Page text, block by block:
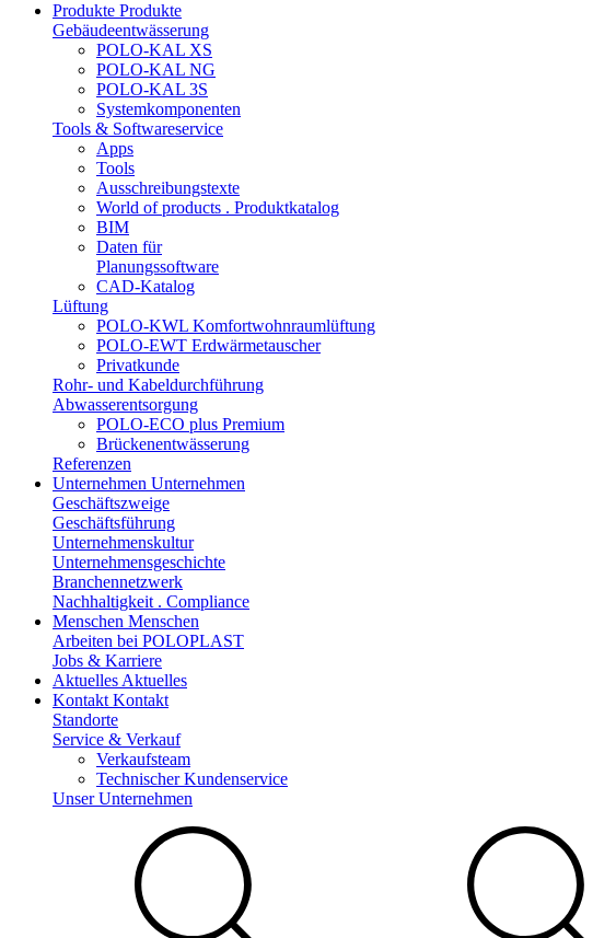
Produkte Produkte
Gebäudeentwässerung
POLO-KAL XS
POLO-KAL NG
POLO-KAL 3S
Systemkomponenten
Tools & Softwareservice
Apps
Tools
Ausschreibungstexte
World of products . Produktkatalog
BIM
Daten für
Planungssoftware
CAD-Katalog
Lüftung
POLO-KWL Komfortwohnraumlüftung
POLO-EWT Erdwärmetauscher
Privatkunde
Rohr- und Kabeldurchführung
Abwasserentsorgung
POLO-ECO plus Premium
Brückenentwässerung
Referenzen
Unternehmen Unternehmen
Geschäftszweige
Geschäftsführung
Unternehmenskultur
Unternehmensgeschichte
Branchennetzwerk
Nachhaltigkeit . Compliance
Menschen Menschen
Arbeiten bei POLOPLAST
Jobs & Karriere
Aktuelles Aktuelles
Kontakt Kontakt
Standorte
Service & Verkauf
Verkaufsteam
Technischer Kundenservice
Unser Unternehmen